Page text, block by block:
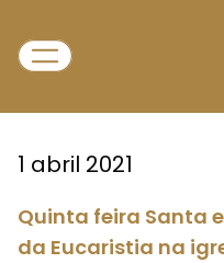
1 abril 2021
Quinta feira Santa
da Eucaristia na